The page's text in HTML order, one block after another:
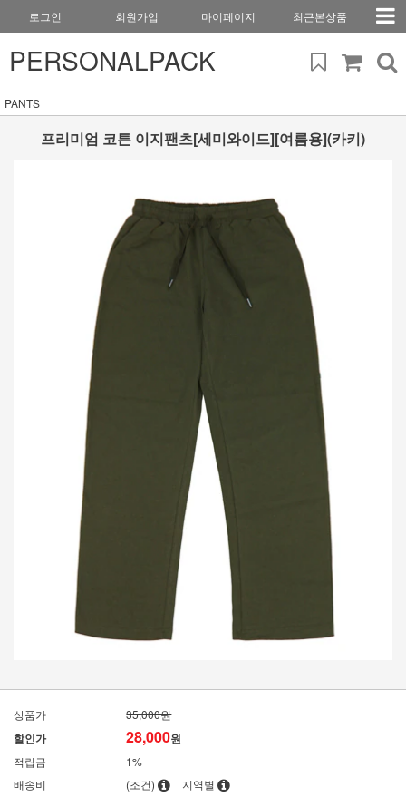
로그인 회원가입 마이페이지 최근본상품
PERSONALPACK
PANTS
프리미엄 코튼 이지팬츠[세미와이드][여름용](카키)
상품가 35,000원
할인가 28,000원
적립금
1%
배송비
(조건) 지역별